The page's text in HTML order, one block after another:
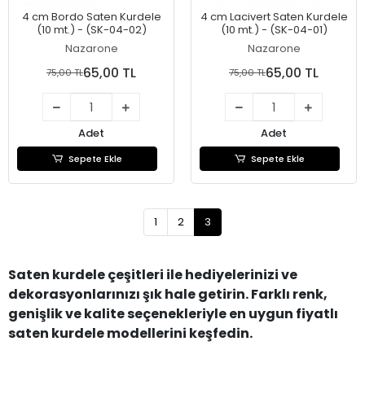
4 cm Bordo Saten Kurdele
(10 mt.) - (SK-04-02)
Nazarone
75,00 TL65,00 TL
Adet
Sepete Ekle
4 cm Lacivert Saten Kurdele
(10 mt.) - (SK-04-01)
Nazarone
75,00 TL65,00 TL
Adet
Sepete Ekle
1 2 3
Saten kurdele çeşitleri ile hediyelerinizi ve
dekorasyonlarınızı şık hale getirin. Farklı renk,
genişlik ve kalite seçenekleriyle en uygun fiyatlı
saten kurdele modellerini keşfedin.